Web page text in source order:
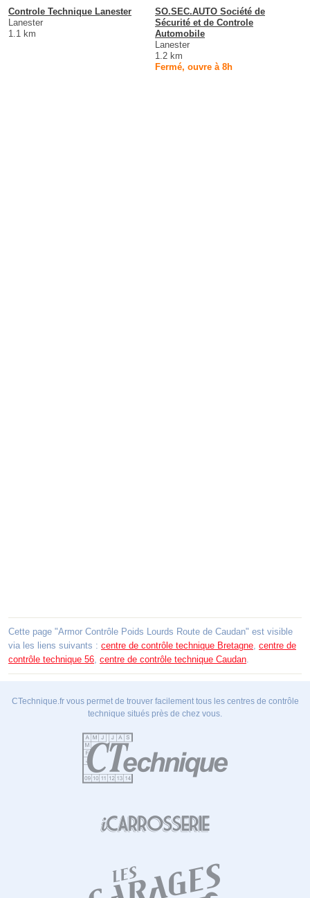
Controle Technique Lanester
Lanester
1.1 km
SO.SEC.AUTO Société de
Sécurité et de Controle
Automobile
Lanester
1.2 km
Fermé, ouvre à 8h
Cette page "Armor Contrôle Poids Lourds Route de Caudan" est visible
via les liens suivants : centre de contrôle technique Bretagne, centre de
contrôle technique 56, centre de contrôle technique Caudan.
CTechnique.fr vous permet de trouver facilement tous les centres de contrôle
technique situés près de chez vous.